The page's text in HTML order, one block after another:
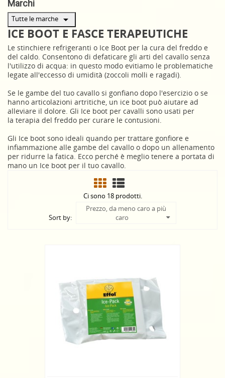
Marchi
Tutte le marche arrow_drop_down
ICE BOOT E FASCE TERAPEUTICHE
Le stinchiere refrigeranti o Ice Boot per la cura del freddo e
del caldo. Consentono di defaticare gli arti del cavallo senza
l'utilizzo di acqua: in questo modo evitiamo le problematiche
legate all'eccesso di umidità (zoccoli molli e ragadi).
Se le gambe del tuo cavallo si gonfiano dopo l'esercizio o se
hanno articolazioni artritiche, un ice boot può aiutare ad
alleviare il dolore. Gli Ice boot per cavalli sono usati per
la terapia del freddo per curare le contusioni.
Gli Ice boot sono ideali quando per trattare gonfiore e
infiammazione alle gambe del cavallo o dopo un allenamento
per ridurre la fatica. Ecco perché è meglio tenere a portata di
mano un Ice boot per il tuo cavallo.
Ci sono 18 prodotti.
Sort by:
Prezzo, da meno caro a più
caro